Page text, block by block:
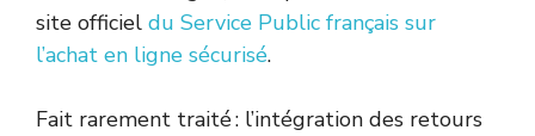
site officiel du Service Public français sur
l’achat en ligne sécurisé.
Fait rarement traité : l’intégration des retours